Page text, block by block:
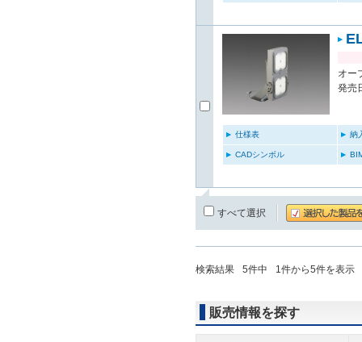
オー
発売
仕様表 納
CADシンボル
すべて選択
検索結果 5件中 1件から5件を表示
販売情報を探す